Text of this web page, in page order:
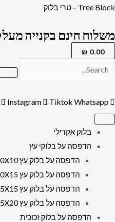
דילוג
Tree Block – טרי בלוק
משלוח חינם בקנייה מעל 500 ש"ח התחייבות לרמה הגבוה בארץ !
0.00
₪
Instagram Tiktok Whatsapp
בלוק אקרילי
הדפסה על בלוקי עץ
הדפסה על בלוק עץ 10X10 ס"מ
הדפסה על בלוק עץ 10X15 ס"מ
הדפסה על בלוק עץ 15X15 ס"מ
הדפסה על בלוק עץ 15X20 ס”מ
הדפסה על בלוק זכוכית
כמות
2356
של
פותח
ידיך
ומשביע
לכל
חי
רצון